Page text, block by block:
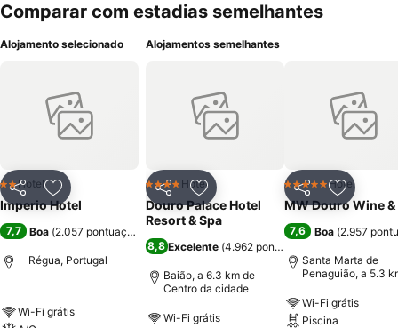
se acrescentar um berço. As unidades são equipadas com cofre,
de se exercitar pode utilizar a academia do local, e para que os
e Castas e Pratos servem almoço e jantar a aproximadamente 500
metros de distância do Imperio Hotel Douro. O café da manhã está
incluso em algumas diárias. Andando, em dez minutos o viajante
pedestres.
Comparar com estadias semelhantes
Alojamento selecionado
PartilharAdicionar aos favoritos
2 Estrelas
Hotel
Imperio Hotel
7,7 Boa (2.057 pontuações
Régua, Portugal
Wi-Fi grátis
Alojamentos semelhantes
PartilharAdicionar aos favoritos
4 EstrelasHotel
Douro Palace Hotel
Resort & Spa
8,8 Excelente (4.962 pontuações
Baião, a 6.3 km de
Centro da cidade
Wi-Fi grátis
Partilhar
5 EstrelasHotel
MW Douro Wine &
7,6 Boa (2.957
Santa Marta de
Penaguião, a 5.3
Wi-Fi grátis
Piscina